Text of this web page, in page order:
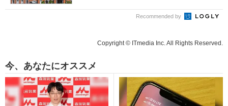
Recommended by
Copyright © ITmedia Inc. All Rights Reserved.
今、あなたにオススメ